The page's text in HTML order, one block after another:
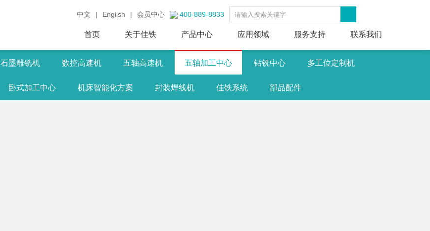
中文 | Engilsh | 会员中心 400-889-8833
首页 关于佳铁 产品中心 应用领域 服务支持 联系我们
石墨雕铣机 数控高速机 五轴高速机 五轴加工中心 钻铣中心 多工位定制机
卧式加工中心 机床智能化方案 封装焊线机 佳铁系统 部品配件